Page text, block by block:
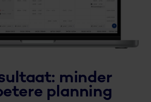
minder
planning